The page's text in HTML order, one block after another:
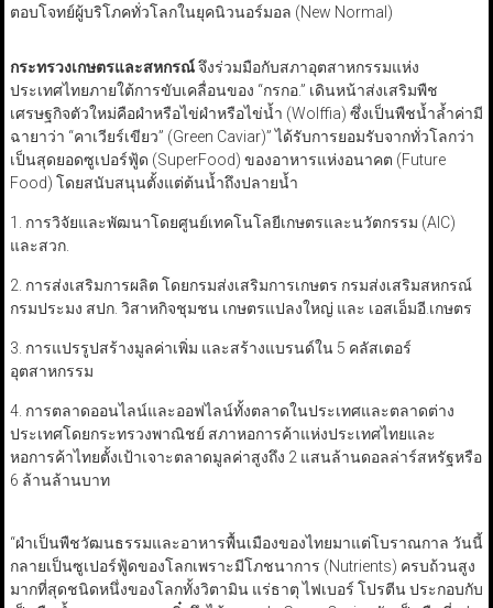
ตอบโจทย์ผู้บริโภคทั่วโลกในยุคนิวนอร์มอล (New Normal)
กระทรวงเกษตรและสหกรณ์จึงร่วมมือกับสภาอุตสาหกรรมแห่ง
ประเทศไทยภายใต้การขับเคลื่อนของ “กรกอ.” เดินหน้าส่งเสริมพืช
เศรษฐกิจตัวใหม่คือผำหรือไข่ผำหรือไข่น้ำ (Wolffia) ซึ่งเป็นพืชน้ำล้ำค่ามี
ฉายาว่า “คาเวียร์เขียว” (Green Caviar)” ได้รับการยอมรับจากทั่วโลกว่า
เป็นสุดยอดซูเปอร์ฟู้ด (SuperFood) ของอาหารแห่งอนาคต (Future
Food) โดยสนับสนุนตั้งแต่ต้นน้ำถึงปลายน้ำ
1. การวิจัยและพัฒนาโดยศูนย์เทคโนโลยีเกษตรและนวัตกรรม (AIC)
และสวก.
2. การส่งเสริมการผลิต โดยกรมส่งเสริมการเกษตร กรมส่งเสริมสหกรณ์
กรมประมง สปก. วิสาหกิจชุมชน เกษตรแปลงใหญ่ และ เอสเอ็มอี.เกษตร
3. การแปรรูปสร้างมูลค่าเพิ่ม และสร้างแบรนด์ใน 5 คลัสเตอร์
อุตสาหกรรม
4. การตลาดออนไลน์และออฟไลน์ทั้งตลาดในประเทศและตลาดต่าง
ประเทศโดยกระทรวงพาณิชย์ สภาหอการค้าแห่งประเทศไทยและ
หอการค้าไทยตั้งเป้าเจาะตลาดมูลค่าสูงถึง 2 แสนล้านดอลล่าร์สหรัฐหรือ
6 ล้านล้านบาท
“ผำเป็นพืชวัฒนธรรมและอาหารพื้นเมืองของไทยมาแต่โบราณกาล วันนี้
กลายเป็นซูเปอร์ฟู้ดของโลกเพราะมีโภชนาการ (Nutrients) ครบถ้วนสูง
มากที่สุดชนิดหนึ่งของโลกทั้งวิตามิน แร่ธาตุ ไฟเบอร์ โปรตีน ประกอบกับ